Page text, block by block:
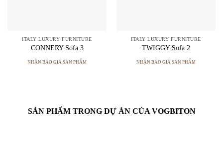
ITALY LUXURY FURNITURE
CONNERY Sofa 3
NHẬN BÁO GIÁ SẢN PHẨM
ITALY LUXURY FURNITURE
TWIGGY Sofa 2
NHẬN BÁO GIÁ SẢN PHẨM
SẢN PHẨM TRONG DỰ ÁN CỦA VOGBITON